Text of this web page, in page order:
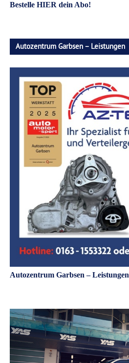
Bestelle HIER dein Abo!
Autozentrum Garbsen – Leistungen
Autozentrum Garbsen – Leistungen